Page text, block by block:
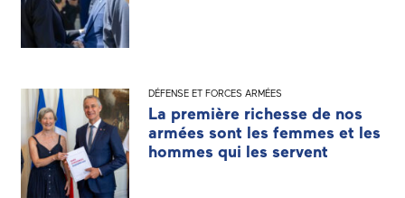
DÉFENSE ET FORCES ARMÉES
La première richesse de nos
armées sont les femmes et les
hommes qui les servent